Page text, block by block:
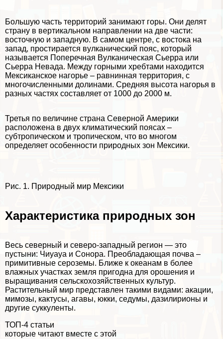
Большую часть территорий занимают горы. Они делят
страну в вертикальном направлении на две части:
восточную и западную. В самом центре, с востока на
запад, простирается вулканический пояс, который
называется Поперечная Вулканическая Сьерра или
Сьерра Невада. Между горными хребтами находится
Мексиканское нагорье – равнинная территория, с
многочисленными долинами. Средняя высота нагорья в
разных частях составляет от 1000 до 2000 м.
Третья по величине страна Северной Америки
расположена в двух климатический поясах –
субтропическом и тропическом, что во многом
определяет особенности природных зон Мексики.
Рис. 1. Природный мир Мексики
Хаpaктеристика природных зон
Весь северный и северо-западный регион — это
пустыни: Чиуауа и Сонора. Преобладающая почва –
примитивные сероземы. Ближе к океанам в более
влажных участках земля пригодна для орошения и
выращивания сельскохозяйственных культур.
Растительный мир представлен такими видами: акации,
мимозы, кактусы, агавы, юкки, седумы, дазилирионы и
другие суккуленты.
ТОП-4 статьи
которые читают вместе с этой